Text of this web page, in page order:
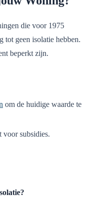
die voor 1975
tot geen isolatie hebben.
beperkt zijn.
om de huidige waarde te
subsidies.